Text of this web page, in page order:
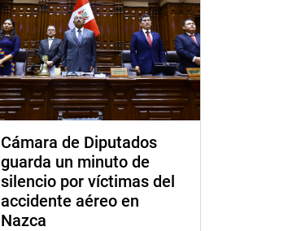
Cámara de Diputados
guarda un minuto de
silencio por víctimas del
accidente aéreo en
Nazca